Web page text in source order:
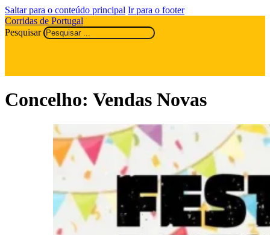
Saltar para o conteúdo principal Ir para o footer
Corridas de Portugal
Pesquisar
Concelho: Vendas Novas